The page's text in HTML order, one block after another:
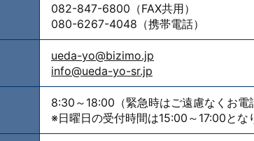
082-847-6800 （FAX共用）
080-6267-4048 （携帯電話）
ueda-yo@bizimo.jp
info@ueda-yo-sr.jp
8:30～18:00（緊急時はご遠慮なくお電
※日曜日の受付時間は15:00～17:00とな